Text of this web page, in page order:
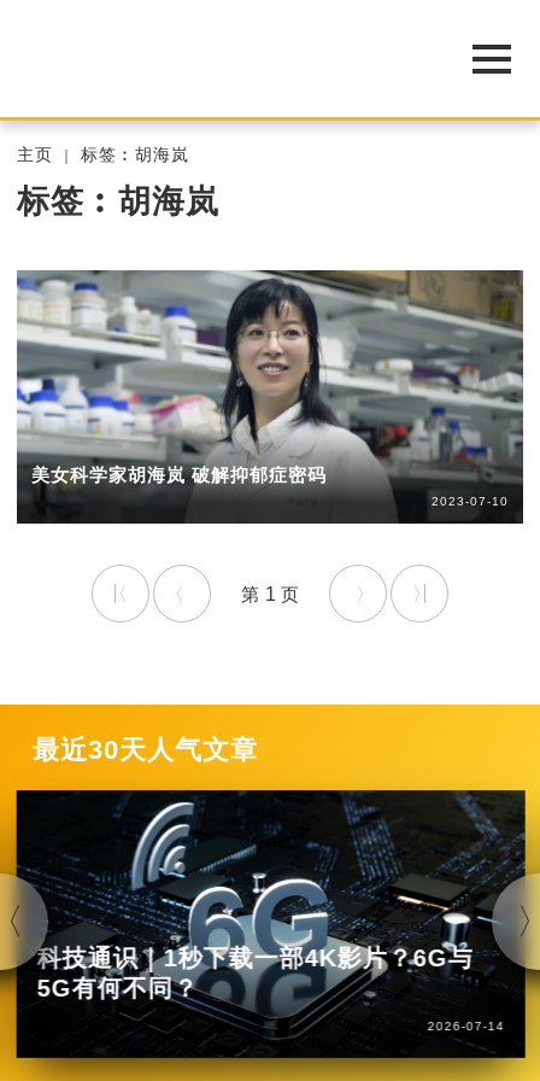
主页 标签︰胡海岚
标签︰胡海岚
美女科学家胡海岚 破解抑郁症密码
2023-07-10
1
最近30天人气文章
科技通识｜1秒下载一部4K影片？6G与
5G有何不同？
2026-07-14